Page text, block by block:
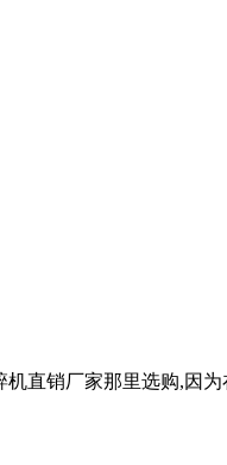
直销厂家那里选购,因